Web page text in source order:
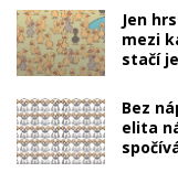
Jen
mezi
stačí
Bez
elita